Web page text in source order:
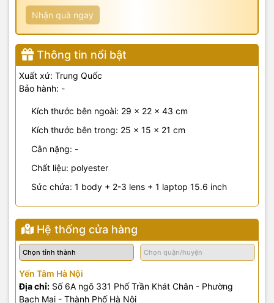
Nhận quà ngay
Thông tin nổi bật
Xuất xứ: Trung Quốc
Bảo hành: -
Kích thước bên ngoài: 29 x 22 x 43 cm
Kích thước bên trong: 25 x 15 x 21 cm
Cân nặng: -
Chất liệu: polyester
Sức chứa: 1 body + 2-3 lens + 1 laptop 15.6 inch
Hệ thống cửa hàng
Yến Tâm Hà Nội
Địa chỉ: Số 6A ngõ 331 Phố Trần Khát Chân - Phường
Bạch Mai - Thành Phố Hà Nội